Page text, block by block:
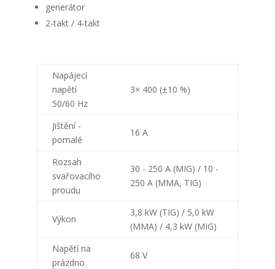
generátor
2-takt / 4-takt
Napájecí
napětí
50/60 Hz
3× 400 (±10 %)
Jištění -
pomalé
16 A
Rozsah
svařovacího
proudu
30 - 250 A (MIG) / 10 -
250 A (MMA, TIG)
Výkon
3,8 kW (TIG) / 5,0 kW
(MMA) / 4,3 kW (MIG)
Napětí na
prázdno
68 V